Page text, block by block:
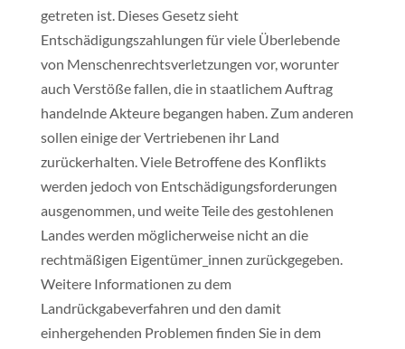
getreten ist. Dieses Gesetz sieht
Entschädigungszahlungen für viele Überlebende
von Menschenrechtsverletzungen vor, worunter
auch Verstöße fallen, die in staatlichem Auftrag
handelnde Akteure begangen haben. Zum anderen
sollen einige der Vertriebenen ihr Land
zurückerhalten. Viele Betroffene des Konflikts
werden jedoch von Entschädigungsforderungen
ausgenommen, und weite Teile des gestohlenen
Landes werden möglicherweise nicht an die
rechtmäßigen Eigentümer_innen zurückgegeben.
Weitere Informationen zu dem
Landrückgabeverfahren und den damit
einhergehenden Problemen finden Sie in dem